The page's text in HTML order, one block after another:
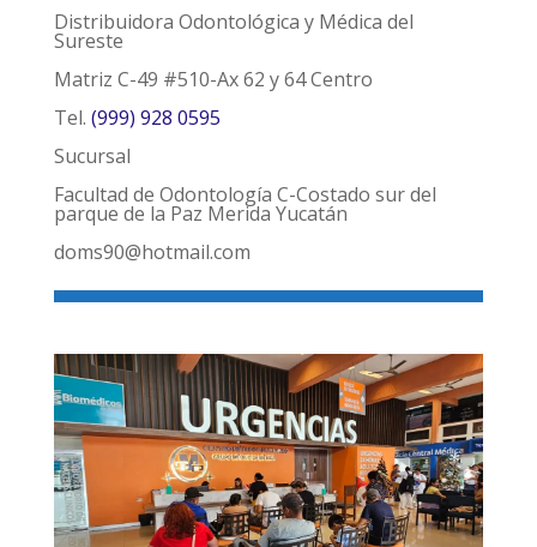
Distribuidora Odontológica y Médica del
Sureste
Matriz C-49 #510-Ax 62 y 64 Centro
Tel. (999) 928 0595
Sucursal
Facultad de Odontología C-Costado sur del
parque de la Paz Merida Yucatán
doms90@hotmail.com